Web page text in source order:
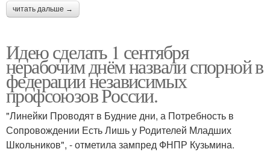
читать дальше →
Идею сделать 1 сентября
нерабочим днём назвали спорной в
федерации независимых
профсоюзов России.
"Линейки Проводят в Будние дни, а Потребность в
Сопровождении Есть Лишь у Родителей Младших
Школьников", - отметила зампред ФНПР Кузьмина.